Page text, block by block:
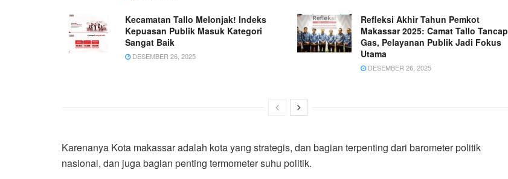
Kecamatan Tallo Melonjak! Indeks
Kepuasan Publik Masuk Kategori
Sangat Baik
DESEMBER 26, 2025
Refleksi Akhir Tahun Pemkot
Makassar 2025: Camat Tallo Tancap
Gas, Pelayanan Publik Jadi Fokus
Utama
DESEMBER 26, 2025
Karenanya Kota makassar adalah kota yang strategis, dan bagian terpenting dari barometer politik
nasional, dan juga bagian penting termometer suhu politik.